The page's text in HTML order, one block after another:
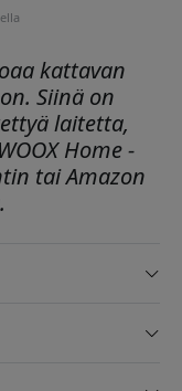
kattavan
Siinä on
laitetta,
Home -
tai Amazon